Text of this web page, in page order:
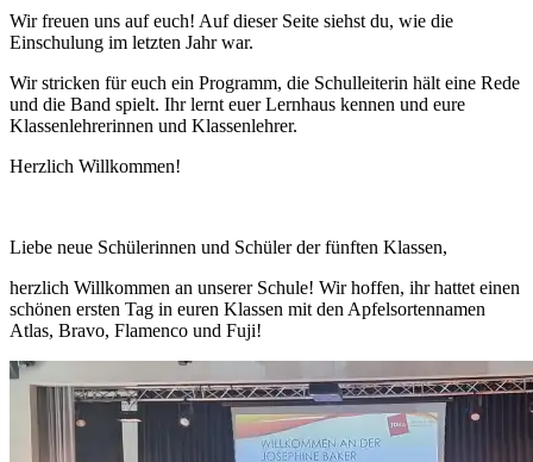
Wir freuen uns auf euch! Auf dieser Seite siehst du, wie die
Einschulung im letzten Jahr war.
Wir stricken für euch ein Programm, die Schulleiterin hält eine Rede
und die Band spielt. Ihr lernt euer Lernhaus kennen und eure
Klassenlehrerinnen und Klassenlehrer.
Herzlich Willkommen!
Liebe neue Schülerinnen und Schüler der fünften Klassen,
herzlich Willkommen an unserer Schule! Wir hoffen, ihr hattet einen
schönen ersten Tag in euren Klassen mit den Apfelsortennamen
Atlas, Bravo, Flamenco und Fuji!